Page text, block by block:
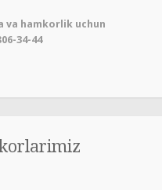
va hamkorlik uchun
34-44